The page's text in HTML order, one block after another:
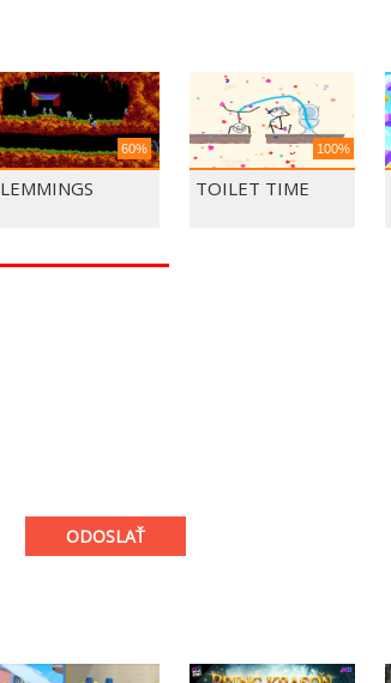
60%
LEMMINGS
100%
TOILET TIME
ODOSLAŤ